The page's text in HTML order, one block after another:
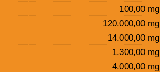
100,00 mg
120.000,00 mg
14.000,00 mg
1.300,00 mg
4.000,00 mg